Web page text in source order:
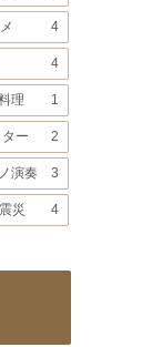
4
4
理 1
ー 2
演奏 3
災 4